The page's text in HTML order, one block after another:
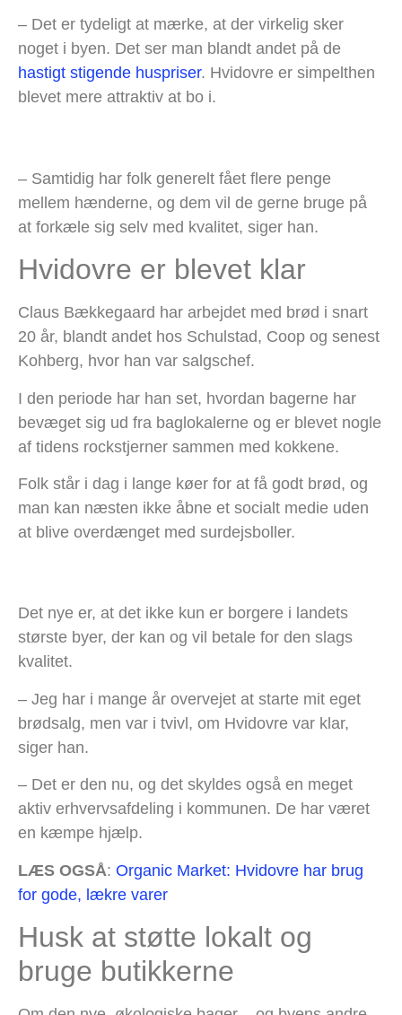
– Det er tydeligt at mærke, at der virkelig sker
noget i byen. Det ser man blandt andet på de
hastigt stigende huspriser. Hvidovre er simpelthen
blevet mere attraktiv at bo i.
– Samtidig har folk generelt fået flere penge
mellem hænderne, og dem vil de gerne bruge på
at forkæle sig selv med kvalitet, siger han.
Hvidovre er blevet klar
Claus Bækkegaard har arbejdet med brød i snart
20 år, blandt andet hos Schulstad, Coop og senest
Kohberg, hvor han var salgschef.
I den periode har han set, hvordan bagerne har
bevæget sig ud fra baglokalerne og er blevet nogle
af tidens rockstjerner sammen med kokkene.
Folk står i dag i lange køer for at få godt brød, og
man kan næsten ikke åbne et socialt medie uden
at blive overdænget med surdejsboller.
Det nye er, at det ikke kun er borgere i landets
største byer, der kan og vil betale for den slags
kvalitet.
– Jeg har i mange år overvejet at starte mit eget
brødsalg, men var i tvivl, om Hvidovre var klar,
siger han.
– Det er den nu, og det skyldes også en meget
aktiv erhvervsafdeling i kommunen. De har været
en kæmpe hjælp.
LÆS OGSÅ: Organic Market: Hvidovre har brug
for gode, lækre varer
Husk at støtte lokalt og
bruge butikkerne